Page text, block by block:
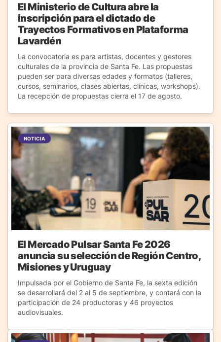
El Ministerio de Cultura abre la
inscripción para el dictado de
Trayectos Formativos en Plataforma
Lavardén
La convocatoria es para artistas, docentes y gestores
culturales de la provincia de Santa Fe. Las propuestas
pueden ser para diversas edades y formatos (talleres,
cursos, seminarios, clases abiertas, clínicas, workshops).
La recepción de propuestas cierra el 17 de agosto.
NOTICIA
El Mercado Pulsar Santa Fe 2026
anuncia su selección de Región Centro,
Misiones y Uruguay
Impulsada por el Gobierno de Santa Fe, la sexta edición
se desarrollará del 2 al 5 de septiembre, y contará con la
participación de 24 productoras y 46 proyectos
audiovisuales.